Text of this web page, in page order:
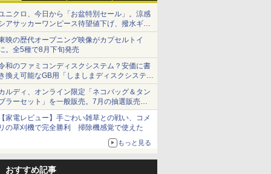
ニクロ、今日から「お盆特別セール」。涼感
アサッカーワンピース待望値下げ、撥水ギア
ョーツは1990円に
映の歴代オープニング映像がカプセルトイ
。全5種で8月下旬発売
和のファミコンディスクシステム？安価に書
換え可能なGB用「しましまディスクシステ
」
ルディ、オンライン限定「ネコバッグ＆タン
ラーセット」を一般販売。7月の抽選販売の
選無効分
家電レビュー】手ごわい雑草との戦い、コメ
の草刈機で完全勝利 掃除機感覚で使えた
もっと見る
おすすめ記事